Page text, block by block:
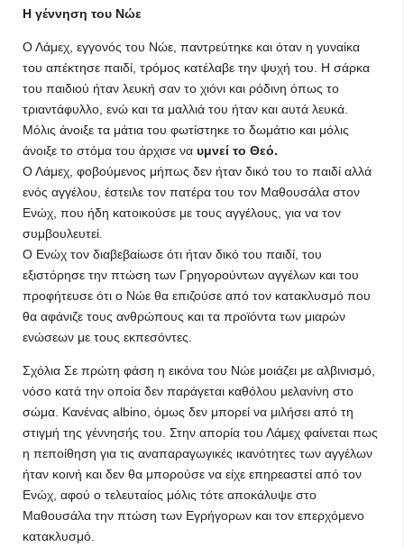
Η γέννηση του Νώε
Ο Λάμεχ, εγγονός του Νώε, παντρεύτηκε και όταν η γυναίκα
του απέκτησε παιδί, τρόμος κατέλαβε την ψυχή του. Η σάρκα
του παιδιού ήταν λευκή σαν το χιόνι και ρόδινη όπως το
τριαντάφυλλο, ενώ και τα μαλλιά του ήταν και αυτά λευκά.
Μόλις άνοιξε τα μάτια του φωτίστηκε το δωμάτιο και μόλις
άνοιξε το στόμα του άρχισε να υμνεί το Θεό.
Ο Λάμεχ, φοβούμενος μήπως δεν ήταν δικό του το παιδί αλλά
ενός αγγέλου, έστειλε τον πατέρα του τον Μαθουσάλα στον
Ενώχ, που ήδη κατοικούσε με τους αγγέλους, για να τον
συμβουλευτεί.
Ο Ενώχ τον διαβεβαίωσε ότι ήταν δικό του παιδί, του
εξιστόρησε την πτώση των Γρηγορούντων αγγέλων και του
προφήτευσε ότι ο Νώε θα επιζούσε από τον κατακλυσμό που
θα αφάνιζε τους ανθρώπους και τα προϊόντα των μιαρών
ενώσεων με τους εκπεσόντες.
Σχόλια Σε πρώτη φάση η εικόνα του Νώε μοιάζει με αλβινισμό,
νόσο κατά την οποία δεν παράγεται καθόλου μελανίνη στο
σώμα. Κανένας albino, όμως δεν μπορεί να μιλήσει από τη
στιγμή της γέννησής του. Στην απορία του Λάμεχ φαίνεται πως
η πεποίθηση για τις αναπαραγωγικές ικανότητες των αγγέλων
ήταν κοινή και δεν θα μπορούσε να είχε επηρεαστεί από τον
Ενώχ, αφού ο τελευταίος μόλις τότε αποκάλυψε στο
Μαθουσάλα την πτώση των Εγρήγορων και τον επερχόμενο
κατακλυσμό.